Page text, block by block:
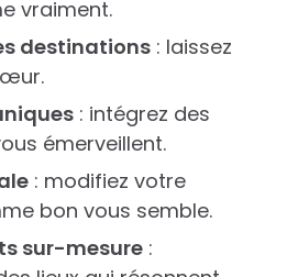
vraiment.
destinations : laissez
: intégrez des
émerveillent.
: modifiez votre
bon vous semble.
sur-mesure :